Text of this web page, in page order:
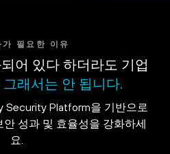
가 필요한 이유
어 있다 하더라도 기업
래서는 안 됩니다.
Security Platform을 기반으로
성과 및 효율성을 강화하세
요.